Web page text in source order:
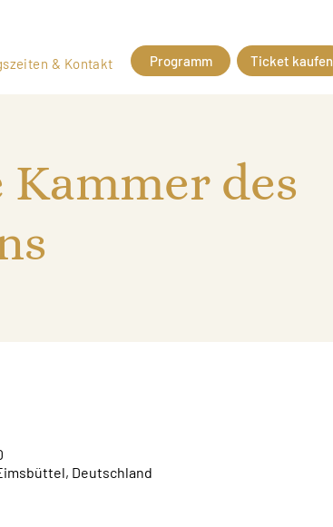
& Kontakt Programm Ticket kaufen
des
Deutschland